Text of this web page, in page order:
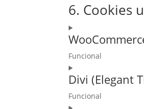
6. Cookies
Funcional
Consent
to
service
Divi (Elegant
Funcional